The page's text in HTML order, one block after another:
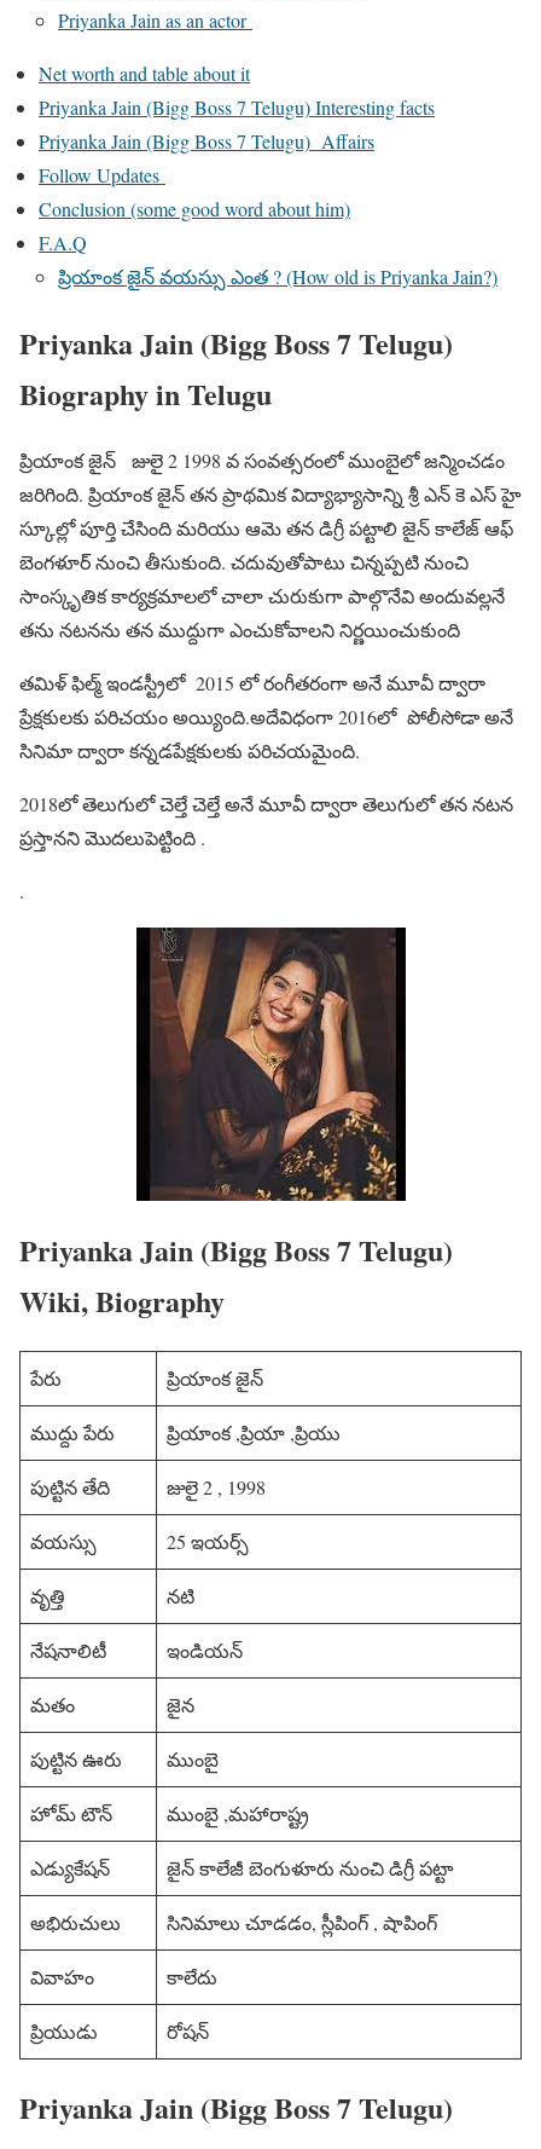
Priyanka Jain as an actor
Net worth and table about it
Priyanka Jain (Bigg Boss 7 Telugu) Interesting facts
Priyanka Jain (Bigg Boss 7 Telugu) Affairs
Follow Updates
Conclusion (some good word about him)
F.A.Q
ప్రియాంక జైన్ వయస్సు ఎంత ? (How old is Priyanka Jain?)
Priyanka Jain (Bigg Boss 7 Telugu)
Biography in Telugu
ప్రియాంక జైన్ జులై 2 1998 వ సంవత్సరంలో ముంబైలో జన్మించడం
జరిగింది. ప్రియాంక జైన్ తన ప్రాథమిక విద్యాభ్యాసాన్ని శ్రీ ఎన్ కె ఎస్ హై
స్కూల్లో పూర్తి చేసింది మరియు ఆమె తన డిగ్రీ పట్టాలి జైన్ కాలేజ్ ఆఫ్
బెంగళూర్ నుంచి తీసుకుంది. చదువుతోపాటు చిన్నప్పటి నుంచి
సాంస్కృతిక కార్యక్రమాలలో చాలా చురుకుగా పాల్గొనేవి అందువల్లనే
తను నటనను తన ముద్దుగా ఎంచుకోవాలని నిర్ణయించుకుంది
తమిళ్ ఫిల్మ్ ఇండస్ట్రీలో 2015 లో రంగీతరంగా అనే మూవీ ద్వారా
ప్రేక్షకులకు పరిచయం అయ్యింది.అదేవిధంగా 2016లో పోలీసోడా అనే
సినిమా ద్వారా కన్నడపేక్షకులకు పరిచయమైంది.
2018లో తెలుగులో చెల్తే చెల్తే అనే మూవీ ద్వారా తెలుగులో తన నటన
ప్రస్తానని మొదలుపెట్టింది .
.
Priyanka Jain (Bigg Boss 7 Telugu)
Wiki, Biography
పేరు ప్రియాంక జైన్
ముద్దు పేరు ప్రియాంక ,ప్రియా ,ప్రియు
పుట్టిన తేది జులై 2 , 1998
వయస్సు 25 ఇయర్స్
వృత్తి నటి
నేషనాలిటీ ఇండియన్
మతం జైన
పుట్టిన ఊరు ముంబై
హోమ్ టౌన్ ముంబై ,మహారాష్ట్ర
ఎడ్యుకేషన్ జైన్ కాలేజీ బెంగుళూరు నుంచి డిగ్రీ పట్టా
అభిరుచులు సినిమాలు చూడడం, స్లీపింగ్ , షాపింగ్
వివాహం కాలేదు
ప్రియుడు రోషన్
Priyanka Jain (Bigg Boss 7 Telugu)